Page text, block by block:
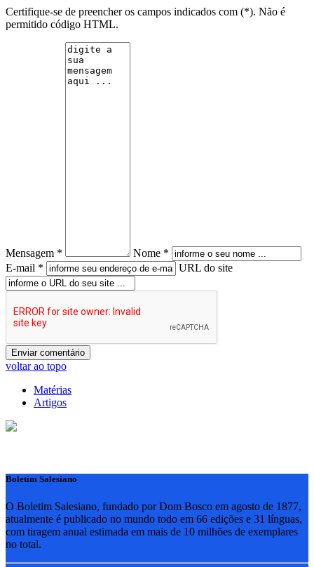
Certifique-se de preencher os campos indicados com (*). Não é
permitido código HTML.
Mensagem *
Nome *
E-mail *
URL do site
voltar ao topo
Matérias
Artigos
Boletim Salesiano
O Boletim Salesiano, fundado por Dom Bosco em agosto de 1877,
atualmente é publicado no mundo todo em 66 edições e 31 línguas,
com tiragem anual estimada em mais de 10 milhões de exemplares
no total.